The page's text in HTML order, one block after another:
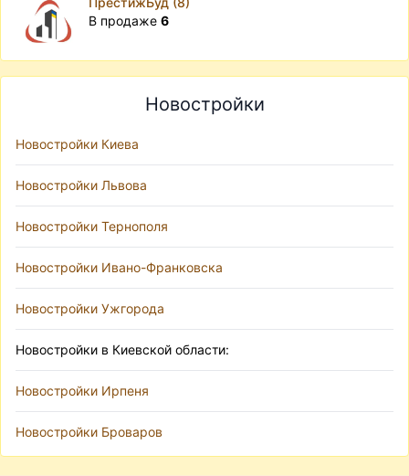
В продаже 6
Новостройки
Новостройки Киева
Новостройки Львова
Новостройки Тернополя
Новостройки Ивано-Франковска
Новостройки Ужгорода
Новостройки в Киевской области:
Новостройки Ирпеня
Новостройки Броваров